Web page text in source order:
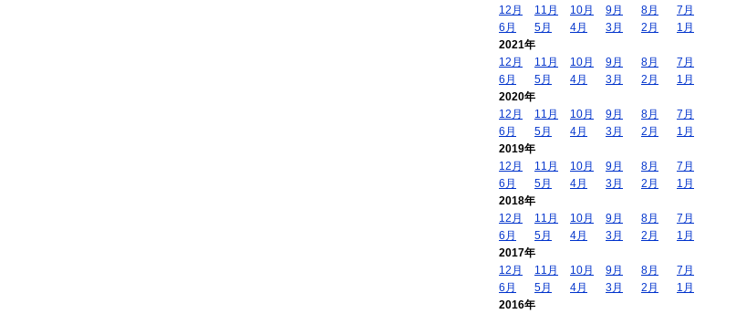
12月
11月 10月 9月 8月
7月
6月
5月 4月 3月 2月
1月
2021年
12月
11月 10月 9月 8月
7月
6月
5月 4月 3月 2月
1月
2020年
12月
11月 10月 9月 8月
7月
6月
5月 4月 3月 2月
1月
2019年
12月
11月 10月 9月 8月
7月
6月
5月 4月 3月 2月
1月
2018年
12月
11月 10月 9月 8月
7月
6月
5月 4月 3月 2月
1月
2017年
12月
11月 10月 9月 8月
7月
6月
5月 4月 3月 2月
1月
2016年